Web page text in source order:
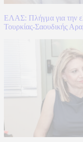
ΕΛΑΣ: Πλήγμα για την
Τουρκίας-Σαουδικής